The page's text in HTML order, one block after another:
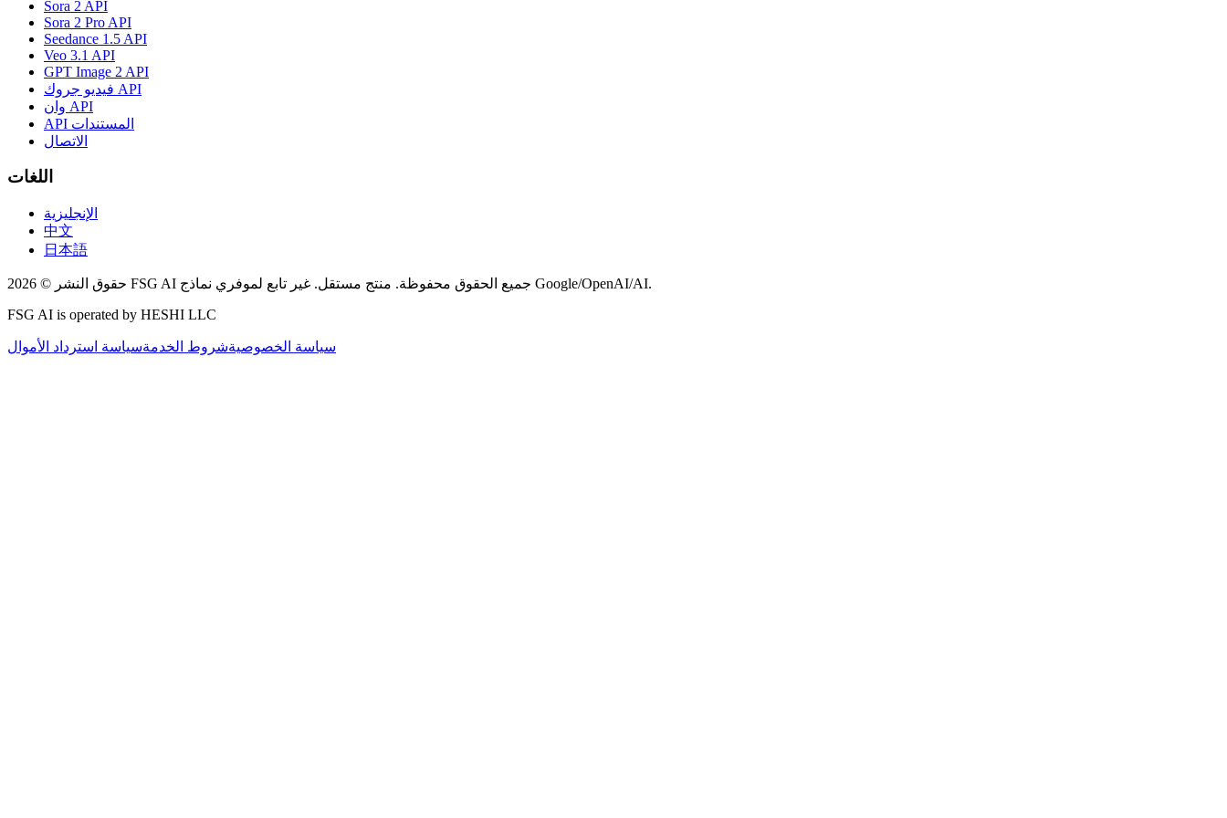
Sora 2 API
Sora 2 Pro API
Seedance 1.5 API
Veo 3.1 API
GPT Image 2 API
فيديو جروك API
وان API
API المستندات
الاتصال
اللغات
الإنجليزية
中文
日本語
حقوق النشر © 2026 FSG AI جميع الحقوق محفوظة. منتج مستقل. غير تابع لموفري نماذج Google/OpenAI/AI.
FSG AI is operated by HESHI LLC
سياسة الخصوصيةشروط الخدمةسياسة استرداد الأموال